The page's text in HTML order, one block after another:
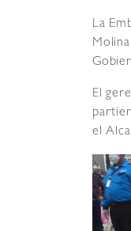
La
El
el